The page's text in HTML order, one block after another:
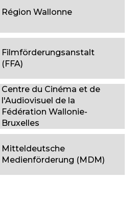
Région Wallonne
Filmförderungsanstalt
(FFA)
Centre du Cinéma et de
l'Audiovisuel de la
Fédération Wallonie-
Bruxelles
Mitteldeutsche
Medienförderung (MDM)